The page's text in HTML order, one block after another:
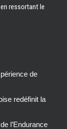
ressortant le
de
redéfinit la
l’Endurance